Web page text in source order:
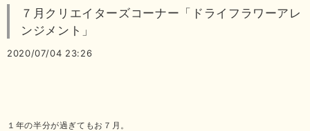
７月クリエイターズコーナー「ドライフラワーアレ
ンジメント」
2020/07/04 23:26
１年の半分が過ぎてもお７月。